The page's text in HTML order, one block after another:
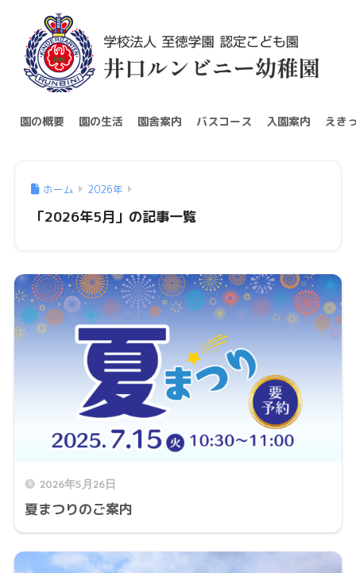
園の概要 園の生活 園舎案内 バスコース 入園案内 えき
ホーム 2026年
「2026年5月」の記事一覧
2026年5月26日
夏まつりのご案内